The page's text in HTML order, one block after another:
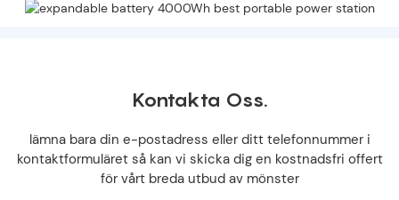
Kontakta Oss.
lämna bara din e-postadress eller ditt telefonnummer i
kontaktformuläret så kan vi skicka dig en kostnadsfri offert
för vårt breda utbud av mönster